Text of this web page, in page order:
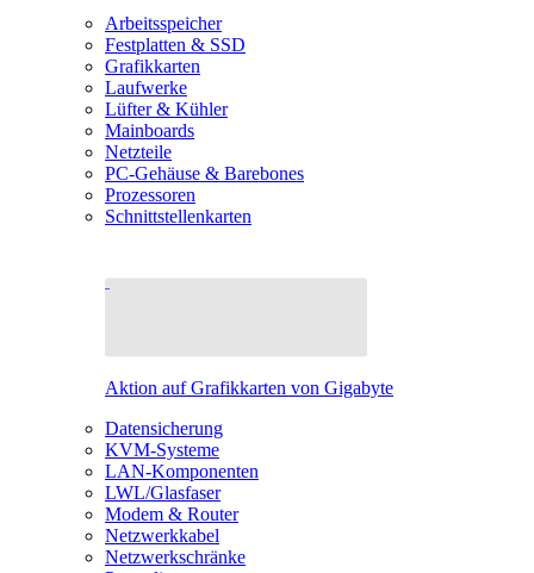
Arbeitsspeicher
Festplatten & SSD
Grafikkarten
Laufwerke
Lüfter & Kühler
Mainboards
Netzteile
PC-Gehäuse & Barebones
Prozessoren
Schnittstellenkarten
Aktion auf Grafikkarten von Gigabyte
Datensicherung
KVM-Systeme
LAN-Komponenten
LWL/Glasfaser
Modem & Router
Netzwerkkabel
Netzwerkschränke